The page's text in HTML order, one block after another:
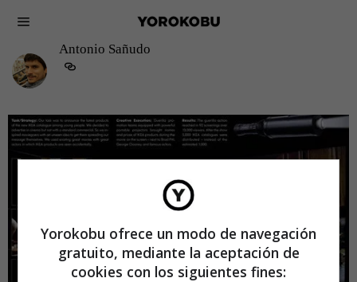
Antonio Sañudo
Yorokobu ofrece un modo de navegación
gratuito, mediante la aceptación de
cookies con los siguientes fines: